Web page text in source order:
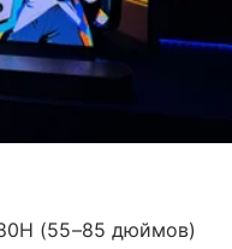
(55–85 дюймов)